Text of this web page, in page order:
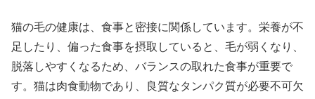
猫の毛の健康は、食事と密接に関係しています。栄養が不
足したり、偏った食事を摂取していると、毛が弱くなり、
脱落しやすくなるため、バランスの取れた食事が重要で
す。猫は肉食動物であり、良質なタンパク質が必要不可欠